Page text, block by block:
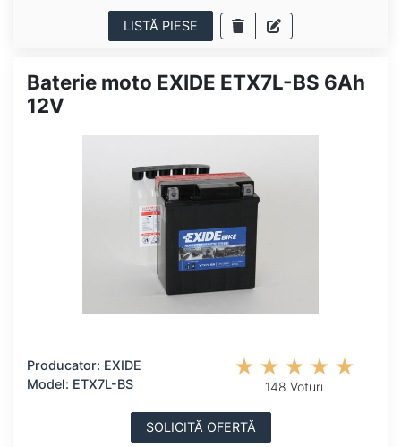
LISTĂ PIESE
Baterie moto EXIDE ETX7L-BS 6Ah
12V
Producator: EXIDE
Model: ETX7L-BS
148 Voturi
SOLICITĂ OFERTĂ